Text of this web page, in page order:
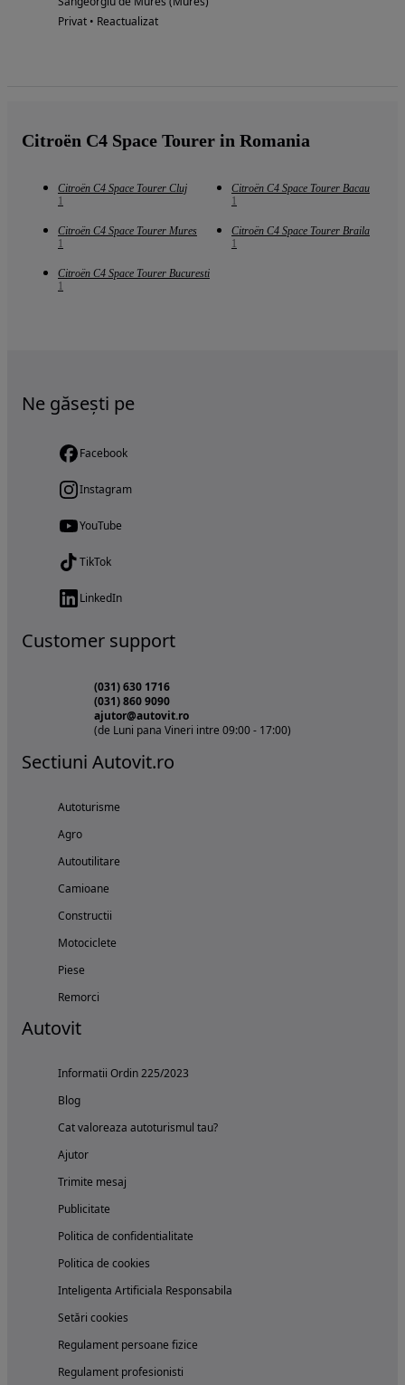
Privat • Reactualizat
Citroën C4 Space Tourer in Romania
Citroën C4 Space Tourer Cluj
1
Citroën C4 Space Tourer Bacau
1
Citroën C4 Space Tourer Mures
1
Citroën C4 Space Tourer Braila
1
Citroën C4 Space Tourer Bucuresti
1
Ne găsești pe
Facebook
Instagram
YouTube
TikTok
LinkedIn
Customer support
(031) 630 1716
(031) 860 9090
ajutor@autovit.ro
(de Luni pana Vineri intre 09:00 - 17:00)
Sectiuni Autovit.ro
Autoturisme
Agro
Autoutilitare
Camioane
Constructii
Motociclete
Piese
Remorci
Autovit
Informatii Ordin 225/2023
Blog
Cat valoreaza autoturismul tau?
Ajutor
Trimite mesaj
Publicitate
Politica de confidentialitate
Politica de cookies
Inteligenta Artificiala Responsabila
Setări cookies
Regulament persoane fizice
Regulament profesionisti